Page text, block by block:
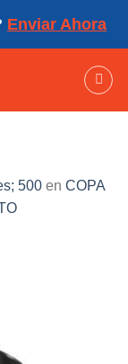
Enviar Ahora
500 en COPA